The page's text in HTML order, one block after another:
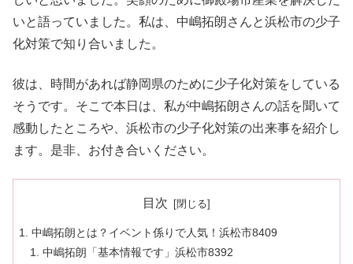
いと語っていました。私は、中嶋拓朗さんと浜松市の少子
化対策で知り合いました。
彼は、時間があれば静岡県のために少子化対策をしている
そうです。そこで本日は、私が中嶋拓朗さんの話を聞いて
感動したところや、浜松市の少子化対策の出来事を紹介し
ます。是非、お付き合いください。
目次
中嶋拓朗とは？イベント係りで人気！浜松市8409
中嶋拓朗「基本情報です」浜松市8392